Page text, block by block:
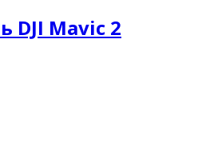
DJI Mavic 2